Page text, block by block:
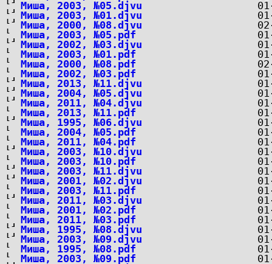
Миша, 2003, №05.djvu
Миша, 2003, №01.djvu
Миша, 2000, №08.djvu
Миша, 2003, №05.pdf
Миша, 2002, №03.djvu
Миша, 2003, №01.pdf
Миша, 2000, №08.pdf
Миша, 2002, №03.pdf
Миша, 2013, №11.djvu
Миша, 2004, №05.djvu
Миша, 2011, №04.djvu
Миша, 2013, №11.pdf
Миша, 1995, №06.djvu
Миша, 2004, №05.pdf
Миша, 2011, №04.pdf
Миша, 2003, №10.djvu
Миша, 2003, №10.pdf
Миша, 2003, №11.djvu
Миша, 2001, №02.djvu
Миша, 2003, №11.pdf
Миша, 2011, №03.djvu
Миша, 2001, №02.pdf
Миша, 2011, №03.pdf
Миша, 1995, №08.djvu
Миша, 2003, №09.djvu
Миша, 1995, №08.pdf
Миша, 2003, №09.pdf